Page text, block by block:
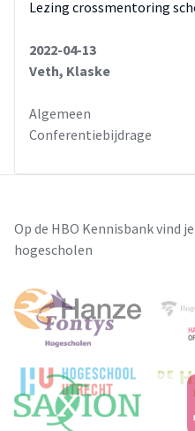
Lezing crossmentoring
2022-04-13
Veth, Klaske
Algemeen
Conferentiebijdrage
Op de HBO Kennisbank vind
hogescholen